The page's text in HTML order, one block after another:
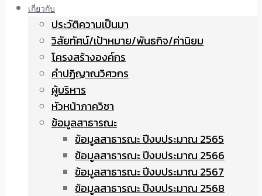
เกี่ยวกับ
ประวัติความเป็นมา
วิสัยทัศน์/เป้าหมาย/พันธกิจ/ค่านิยม
โครงสร้างองค์กร
คำปฏิญาณวิศวกร
ผู้บริหาร
หัวหน้าภาควิชา
ข้อมูลสาธารณะ
ข้อมูลสาธารณะ ปีงบประมาณ 2565
ข้อมูลสาธารณะ ปีงบประมาณ 2566
ข้อมูลสาธารณะ ปีงบประมาณ 2567
ข้อมูลสาธารณะ ปีงบประมาณ 2568